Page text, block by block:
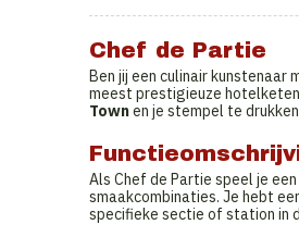
Chef de Partie
Ben jij een culinair kunstenaar
meest prestigieuze
Townen je stempel te
Als Chef de Partie speel je
smaakcombinaties. Je hebt
specifieke sectie of station in